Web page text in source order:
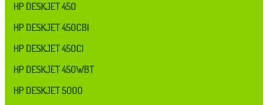
HP DESKJET 450
HP DESKJET 450CBI
HP DESKJET 450CI
HP DESKJET 450WBT
HP DESKJET 5000